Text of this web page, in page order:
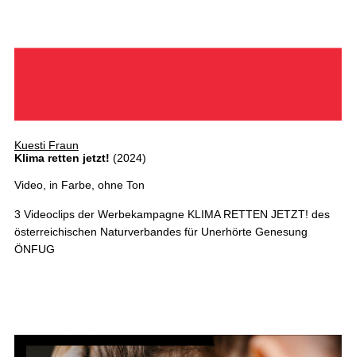
Kuesti Fraun
Klima retten jetzt! (2024)
Video, in Farbe, ohne Ton
3 Videoclips der Werbekampagne KLIMA RETTEN JETZT! des
österreichischen Naturverbandes für Unerhörte Genesung
ÖNFUG